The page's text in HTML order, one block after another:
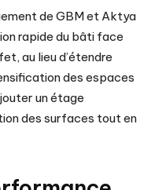
de GBM et Aktya
rapide du bâti face
au lieu d’étendre
des espaces
un étage
des surfaces tout en